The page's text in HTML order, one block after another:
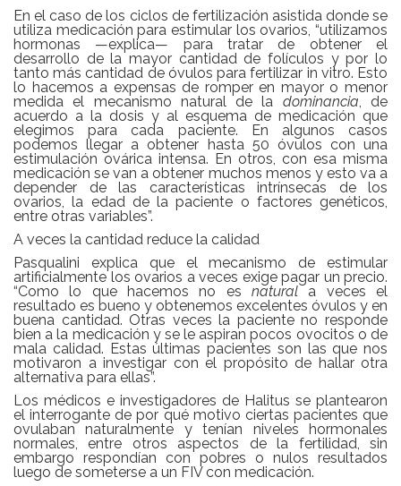
En el caso de los ciclos de fertilización asistida donde se
utiliza medicación para estimular los ovarios, “utilizamos
hormonas —explica— para tratar de obtener el
desarrollo de la mayor cantidad de folículos y por lo
tanto más cantidad de óvulos para fertilizar in vitro. Esto
lo hacemos a expensas de romper en mayor o menor
medida el mecanismo natural de la dominancia, de
acuerdo a la dosis y al esquema de medicación que
elegimos para cada paciente. En algunos casos
podemos llegar a obtener hasta 50 óvulos con una
estimulación ovárica intensa. En otros, con esa misma
medicación se van a obtener muchos menos y esto va a
depender de las características intrínsecas de los
ovarios, la edad de la paciente o factores genéticos,
entre otras variables”.
A veces la cantidad reduce la calidad
Pasqualini explica que el mecanismo de estimular
artificialmente los ovarios a veces exige pagar un precio.
“Como lo que hacemos no es natural a veces el
resultado es bueno y obtenemos excelentes óvulos y en
buena cantidad. Otras veces la paciente no responde
bien a la medicación y se le aspiran pocos ovocitos o de
mala calidad. Estas últimas pacientes son las que nos
motivaron a investigar con el propósito de hallar otra
alternativa para ellas”.
Los médicos e investigadores de Halitus se plantearon
el interrogante de por qué motivo ciertas pacientes que
ovulaban naturalmente y tenían niveles hormonales
normales, entre otros aspectos de la fertilidad, sin
embargo respondían con pobres o nulos resultados
luego de someterse a un FIV con medicación.